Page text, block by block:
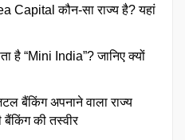
Capital कौन-सा राज्य है? यहां
है “Mini India”? जानिए क्यों
बैंकिंग अपनाने वाला राज्य
की तस्वीर